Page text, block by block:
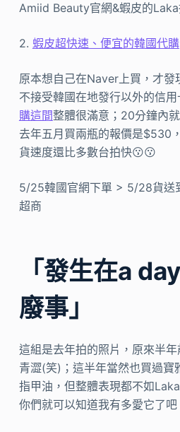
Amiid Beauty官網&蝦皮的
2. 蝦皮超快速、便宜的韓國代購
原本想自己在Naver上買，才發
不接受韓國在地發行以外的信
購這間整體很滿意；20分鐘內
去年五月買兩瓶的報價是$530
貨速度還比多數台拍快😗😗
5/25韓國官網下單 > 5/28貨送
超商
「發生在a
廢事」
這組是去年拍的照片，原來半
青澀(笑)；這半年當然也買過寶
指甲油，但整體表現都不如
你們就可以知道我有多愛它了吧